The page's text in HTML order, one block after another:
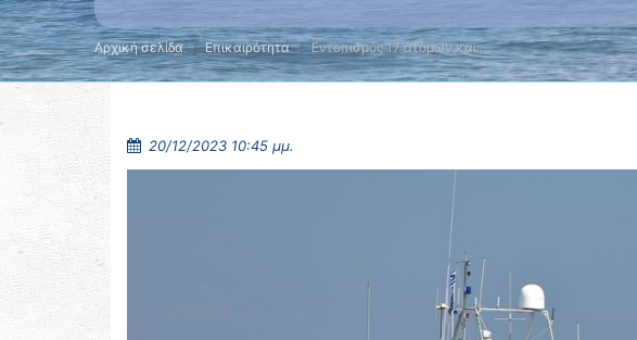
Αρχική σελίδα Επικαιρότητα Εντοπισμός 17 ατόμων και …
20/12/2023 10:45 μμ.